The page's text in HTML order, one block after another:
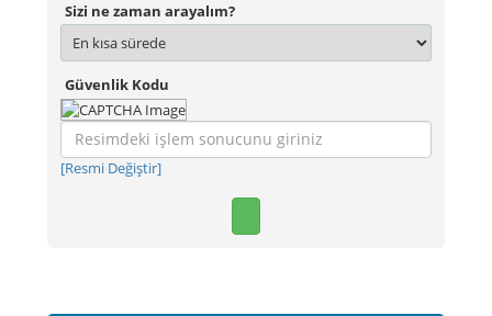
Sizi ne zaman arayalım?
Güvenlik Kodu
[Resmi Değiştir]